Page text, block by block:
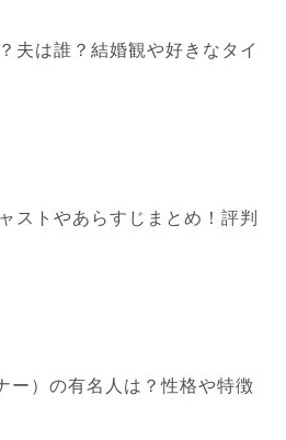
夫は誰？結婚観や好きなタイ
ストやあらすじまとめ！評判
ー）の有名人は？性格や特徴